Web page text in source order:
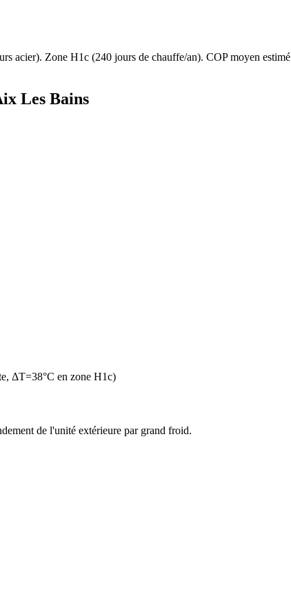
acier). Zone H1c (240 jours de chauffe/an). COP moyen estimé
Les Bains
ΔT=38°C en zone H1c)
de l'unité extérieure par grand froid.